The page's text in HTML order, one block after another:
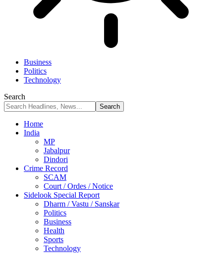
Business
Politics
Technology
Search
Home
India
MP
Jabalpur
Dindori
Crime Record
SCAM
Court / Ordes / Notice
Sidelook Special Report
Dharm / Vastu / Sanskar
Politics
Business
Health
Sports
Technology